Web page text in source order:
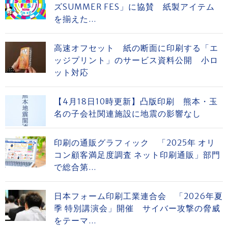
ズSUMMER FES」に協賛 紙製アイテム
を揃えた...
高速オフセット 紙の断面に印刷する「エ
ッジプリント」のサービス資料公開 小ロ
ット対応
【4月18日10時更新】凸版印刷 熊本・玉
名の子会社関連施設に地震の影響なし
印刷の通販グラフィック 「2025年 オリ
コン顧客満足度調査 ネット印刷通販」部門
で総合第...
日本フォーム印刷工業連合会 「2026年夏
季 特別講演会」開催 サイバー攻撃の脅威
をテーマ...